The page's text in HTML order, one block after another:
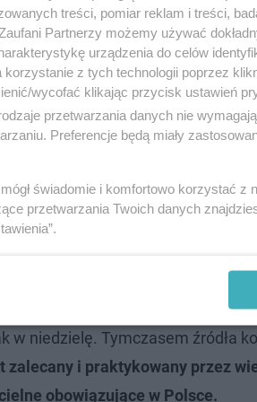
we Mszy świętej.
a uczestnictwo we Mszy
nie jest jednak w Polsce
dniem w liturgii Kościoła.
skoro trwa jeszcze Wielkanoc, to
w niedzielę. Tymczasem źródła
zalecany i praktykowany przez
obowiązujące w Polsce.
treści, pomiar reklam i treści,
Partnerzy możemy używać
urządzenia do celów
z tych technologii poprzez
wycofać klikając przycisk ustawień
przetwarzania danych nie
Preferencje będą miały
świadomie i komfortowo korzystać z
przetwarzania Twoich danych